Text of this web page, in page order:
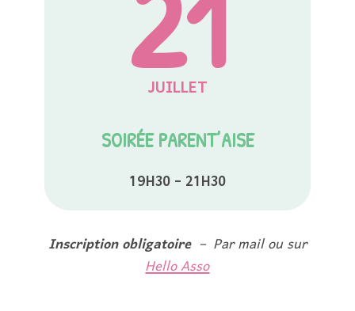
JUILLET
SOIRÉE PARENT’AISE
19H30 – 21H30
Inscription obligatoire – Par mail ou sur
Hello Asso